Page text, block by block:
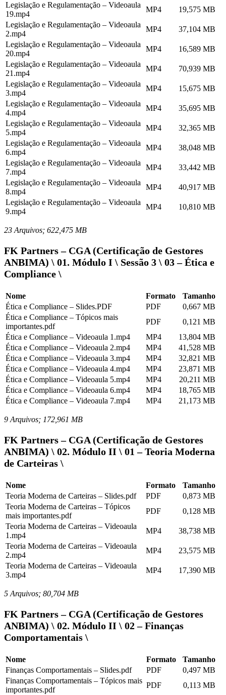
Legislação e Regulamentação – Videoaula
19.mp4
MP4
19,575 MB
Legislação e Regulamentação – Videoaula
2.mp4
MP4
37,104 MB
Legislação e Regulamentação – Videoaula
20.mp4
MP4
16,589 MB
Legislação e Regulamentação – Videoaula
21.mp4
MP4
70,939 MB
Legislação e Regulamentação – Videoaula
3.mp4
MP4
15,675 MB
Legislação e Regulamentação – Videoaula
4.mp4
MP4
35,695 MB
Legislação e Regulamentação – Videoaula
5.mp4
MP4
32,365 MB
Legislação e Regulamentação – Videoaula
6.mp4
MP4
38,048 MB
Legislação e Regulamentação – Videoaula
7.mp4
MP4
33,442 MB
Legislação e Regulamentação – Videoaula
8.mp4
MP4
40,917 MB
Legislação e Regulamentação – Videoaula
9.mp4
MP4 10,810 MB
23 Arquivos; 622,475 MB
FK Partners – CGA (Certificação de Gestores
ANBIMA) \ 01. Módulo I \ Sessão 3 \ 03 – Ética e
Compliance \
Nome Formato
Tamanho
Ética e Compliance – Slides.PDF
PDF
0,667 MB
Ética e Compliance – Tópicos mais
importantes.pdf
PDF
0,121 MB
Ética e Compliance – Videoaula 1.mp4
MP4
13,804 MB
Ética e Compliance – Videoaula 2.mp4
MP4
41,528 MB
Ética e Compliance – Videoaula 3.mp4
MP4
32,821 MB
Ética e Compliance – Videoaula 4.mp4
MP4
23,871 MB
Ética e Compliance – Videoaula 5.mp4
MP4
20,211 MB
Ética e Compliance – Videoaula 6.mp4
MP4
18,765 MB
Ética e Compliance – Videoaula 7.mp4
MP4 21,173 MB
9 Arquivos; 172,961 MB
FK Partners – CGA (Certificação de Gestores
ANBIMA) \ 02. Módulo II \ 01 – Teoria Moderna
de Carteiras \
Nome Formato
Tamanho
Teoria Moderna de Carteiras – Slides.pdf
PDF
0,873 MB
Teoria Moderna de Carteiras – Tópicos
mais importantes.pdf
PDF
0,128 MB
Teoria Moderna de Carteiras – Videoaula
1.mp4
MP4
38,738 MB
Teoria Moderna de Carteiras – Videoaula
2.mp4
MP4
23,575 MB
Teoria Moderna de Carteiras – Videoaula
3.mp4
MP4 17,390 MB
5 Arquivos; 80,704 MB
FK Partners – CGA (Certificação de Gestores
ANBIMA) \ 02. Módulo II \ 02 – Finanças
Comportamentais \
Nome Formato
Tamanho
Finanças Comportamentais – Slides.pdf
PDF
0,497 MB
Finanças Comportamentais – Tópicos mais
importantes.pdf
PDF
0,113 MB